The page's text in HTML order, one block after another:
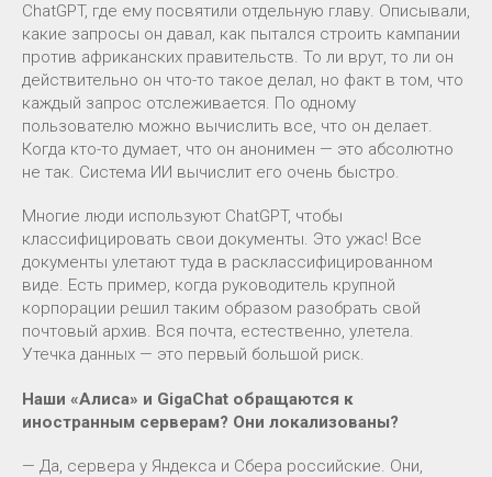
ChatGPT, где ему посвятили отдельную главу. Описывали,
какие запросы он давал, как пытался строить кампании
против африканских правительств. То ли врут, то ли он
действительно он что-то такое делал, но факт в том, что
каждый запрос отслеживается. По одному
пользователю можно вычислить все, что он делает.
Когда кто-то думает, что он анонимен — это абсолютно
не так. Система ИИ вычислит его очень быстро.
Многие люди используют ChatGPT, чтобы
классифицировать свои документы. Это ужас! Все
документы улетают туда в расклассифицированном
виде. Есть пример, когда руководитель крупной
корпорации решил таким образом разобрать свой
почтовый архив. Вся почта, естественно, улетела.
Утечка данных — это первый большой риск.
Наши «Алиса» и GigaChat обращаются к
иностранным серверам? Они локализованы?
— Да, сервера у Яндекса и Сбера российские. Они,